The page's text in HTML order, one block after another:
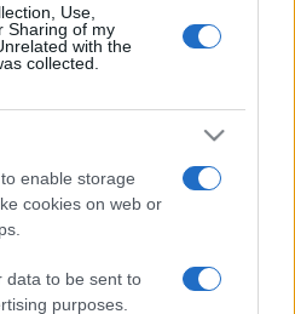
Use,
Sharing of my
with the
collected.
enable storage
cookies on web or
data to be sent to
purposes.
una sezione specifica
alle professionalità della
è una testata giornalistica, in
alcuna periodicità. Non può
editoriale ai sensi della legge